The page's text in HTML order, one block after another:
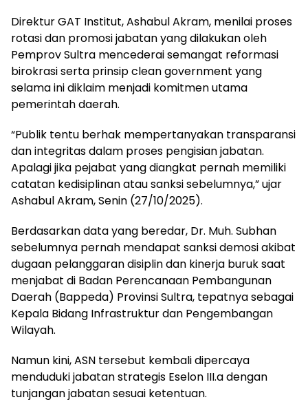
Direktur GAT Institut, Ashabul Akram, menilai proses
rotasi dan promosi jabatan yang dilakukan oleh
Pemprov Sultra mencederai semangat reformasi
birokrasi serta prinsip clean government yang
selama ini diklaim menjadi komitmen utama
pemerintah daerah.
“Publik tentu berhak mempertanyakan transparansi
dan integritas dalam proses pengisian jabatan.
Apalagi jika pejabat yang diangkat pernah memiliki
catatan kedisiplinan atau sanksi sebelumnya,” ujar
Ashabul Akram, Senin (27/10/2025).
Berdasarkan data yang beredar, Dr. Muh. Subhan
sebelumnya pernah mendapat sanksi demosi akibat
dugaan pelanggaran disiplin dan kinerja buruk saat
menjabat di Badan Perencanaan Pembangunan
Daerah (Bappeda) Provinsi Sultra, tepatnya sebagai
Kepala Bidang Infrastruktur dan Pengembangan
Wilayah.
Namun kini, ASN tersebut kembali dipercaya
menduduki jabatan strategis Eselon III.a dengan
tunjangan jabatan sesuai ketentuan.